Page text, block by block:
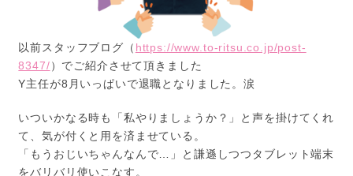
以前スタッフブログ（ https://www.to-ritsu.co.jp/post-
8347/）でご紹介させて頂きました
Y主任が8月いっぱいで退職となりました。涙
いついかなる時も「私やりましょうか？」と声を掛けてくれ
て、気が付くと用を済ませている。
「もうおじいちゃんなんで…」と謙遜しつつタブレット端末
をバリバリ使いこなす。